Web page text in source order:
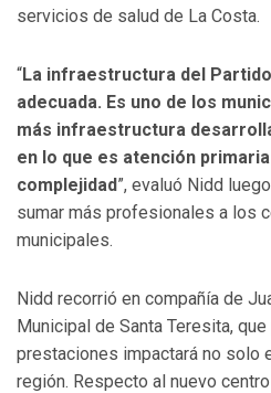
servicios de salud de La Costa.
“La infraestructura del
adecuada. Es uno de los
más infraestructura
en lo que es atención
complejidad”, evaluó Nidd
sumar más profesionales a los
municipales.
Nidd recorrió en compañía de
Municipal de Santa Teresita,
prestaciones impactará no solo
región. Respecto al nuevo